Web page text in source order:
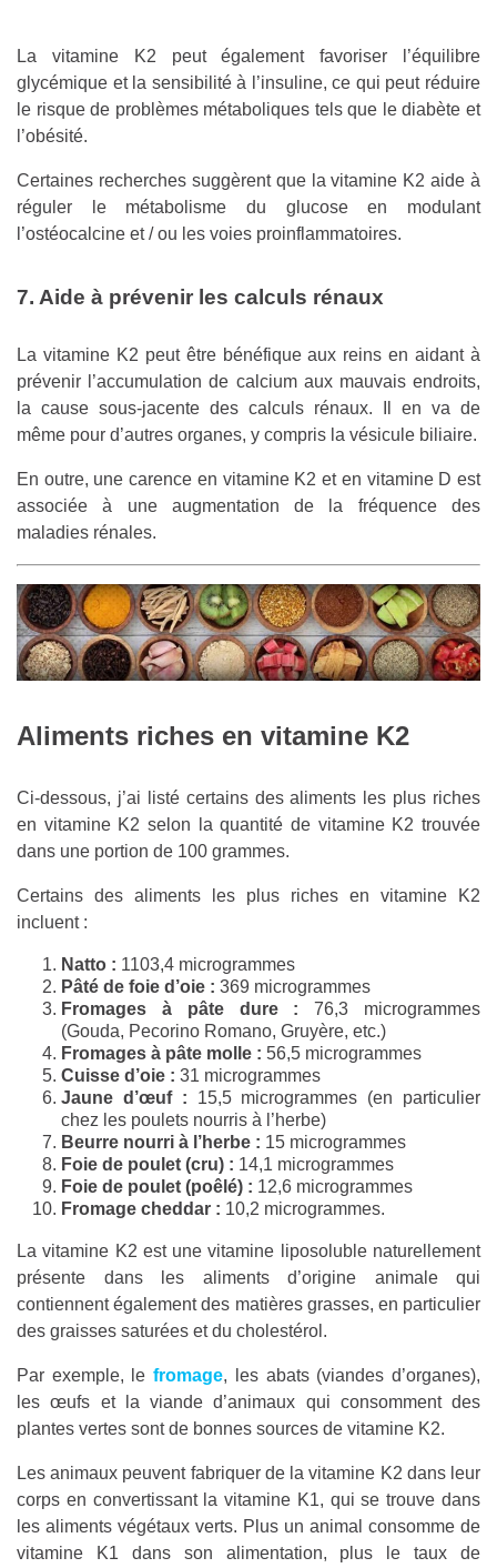
La vitamine K2 peut également favoriser l’équilibre
glycémique et la sensibilité à l’insuline, ce qui peut réduire
le risque de problèmes métaboliques tels que le diabète et
l’obésité.
Certaines recherches suggèrent que la vitamine K2 aide à
réguler le métabolisme du glucose en modulant
l’ostéocalcine et / ou les voies proinflammatoires.
7. Aide à prévenir les calculs rénaux
La vitamine K2 peut être bénéfique aux reins en aidant à
prévenir l’accumulation de calcium aux mauvais endroits,
la cause sous-jacente des calculs rénaux. Il en va de
même pour d’autres organes, y compris la vésicule biliaire.
En outre, une carence en vitamine K2 et en vitamine D est
associée à une augmentation de la fréquence des
maladies rénales.
Aliments riches en vitamine K2
Ci-dessous, j’ai listé certains des aliments les plus riches
en vitamine K2 selon la quantité de vitamine K2 trouvée
dans une portion de 100 grammes.
Certains des aliments les plus riches en vitamine K2
incluent :
Natto : 1103,4 microgrammes
Pâté de foie d’oie : 369 microgrammes
Fromages à pâte dure :76,3 microgrammes
(Gouda, Pecorino Romano, Gruyère, etc.)
Fromages à pâte molle : 56,5 microgrammes
Cuisse d’oie : 31 microgrammes
Jaune d’œuf : 15,5 microgrammes (en particulier
chez les poulets nourris à l’herbe)
Beurre nourri à l’herbe : 15 microgrammes
Foie de poulet (cru) : 14,1 microgrammes
Foie de poulet (poêlé) : 12,6 microgrammes
Fromage cheddar : 10,2 microgrammes.
La vitamine K2 est une vitamine liposoluble naturellement
présente dans les aliments d’origine animale qui
contiennent également des matières grasses, en particulier
des graisses saturées et du cholestérol.
Par exemple, lefromage, les abats (viandes d’organes),
les œufs et la viande d’animaux qui consomment des
plantes vertes sont de bonnes sources de vitamine K2.
Les animaux peuvent fabriquer de la vitamine K2 dans leur
corps en convertissant la vitamine K1, qui se trouve dans
les aliments végétaux verts. Plus un animal consomme de
vitamine K1 dans son alimentation, plus le taux de